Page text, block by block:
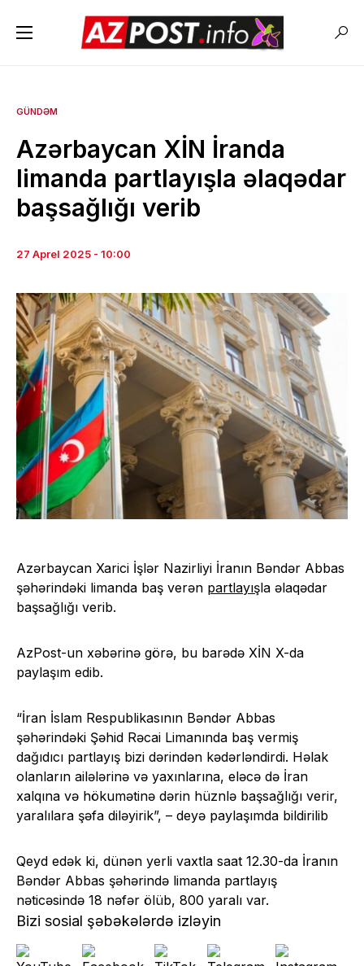
GÜNDƏM
Azərbaycan XİN İranda
limanda partlayışla əlaqədar
başsağlığı verib
27 Aprel 2025 - 10:00
Azərbaycan Xarici İşlər Nazirliyi İranın Bəndər Abbas
şəhərindəki limanda baş verən partlayışla əlaqədar
başsağlığı verib.
AzPost-un xəbərinə görə, bu barədə XİN X-da
paylaşım edib.
“İran İslam Respublikasının Bəndər Abbas
şəhərindəki Şəhid Rəcai Limanında baş vermiş
dağıdıcı partlayış bizi dərindən kədərləndirdi. Həlak
olanların ailələrinə və yaxınlarına, eləcə də İran
xalqına və hökumətinə dərin hüznlə başsağlığı verir,
yaralılara şəfa diləyirik”, – deyə paylaşımda bildirilib
Qeyd edək ki, dünən yerli vaxtla saat 12.30-da İranın
Bəndər Abbas şəhərində limanda partlayış
nəticəsində 18 nəfər ölüb, 800 yaralı var.
Bizi sosial şəbəkələrdə izləyin